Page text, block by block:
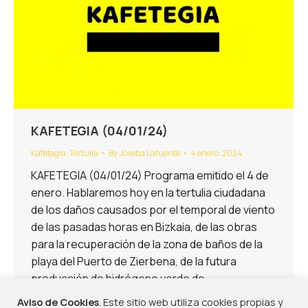
KAFETEGIA (04/01/24)
Kafetegia,Tertulia ByJoseba Lafuente 4 enero, 2024
KAFETEGIA (04/01/24) Programa emitido el 4 de
enero. Hablaremos hoy en la tertulia ciudadana
de los daños causados por el temporal de viento
de las pasadas horas en Bizkaia, de las obras
para la recuperación de la zona de baños de la
playa del Puerto de Zierbena, de la futura
producción de hidrógeno verde de…
Aviso de Cookies. Este sitio web utiliza cookies propias y